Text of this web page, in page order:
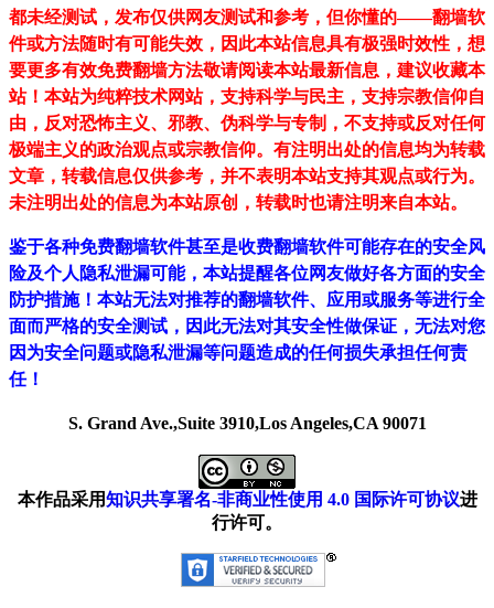
都未经测试，发布仅供网友测试和参考，但你懂的——翻墙软
件或方法随时有可能失效，因此本站信息具有极强时效性，想
要更多有效免费翻墙方法敬请阅读本站最新信息，建议收藏本
站！ 本站为纯粹技术网站，支持科学与民主，支持宗教信仰自
由，反对恐怖主义、邪教、伪科学与专制，不支持或反对任何
极端主义的政治观点或宗教信仰。有注明出处的信息均为转载
文章，转载信息仅供参考，并不表明本站支持其观点或行为。
未注明出处的信息为本站原创，转载时也请注明来自本站。
鉴于各种免费翻墙软件甚至是收费翻墙软件可能存在的安全风
险及个人隐私泄漏可能，本站提醒各位网友做好各方面的安全
防护措施！本站无法对推荐的翻墙软件、应用或服务等进行全
面而严格的安全测试，因此无法对其安全性做保证，无法对您
因为安全问题或隐私泄漏等问题造成的任何损失承担任何责
任！
S. Grand Ave.,Suite 3910,Los Angeles,CA 90071
本作品采用知识共享署名-非商业性使用 4.0 国际许可协议进
行许可。